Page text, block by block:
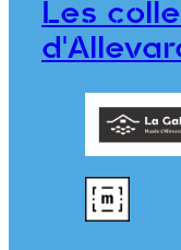
CE2020.1.470
Les